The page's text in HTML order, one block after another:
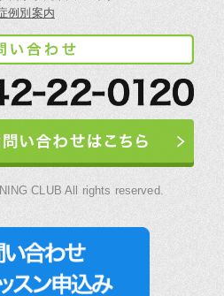
例別案内
CLUB All rights reserved.